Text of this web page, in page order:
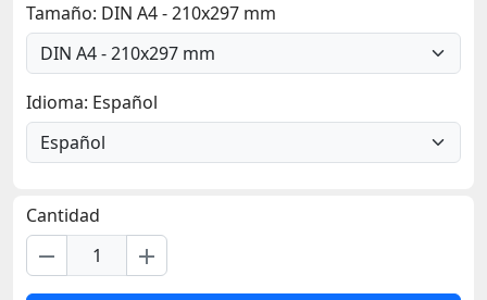
Tamaño: DIN A4 - 210x297 mm
Idioma: Español
Cantidad
remove add